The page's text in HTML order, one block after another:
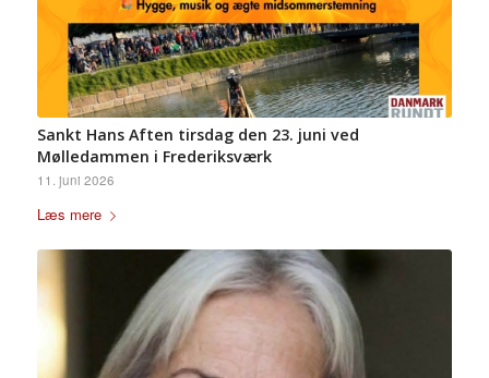
Sankt Hans Aften tirsdag den 23. juni ved
Mølledammen i Frederiksværk
11. juni 2026
Læs mere